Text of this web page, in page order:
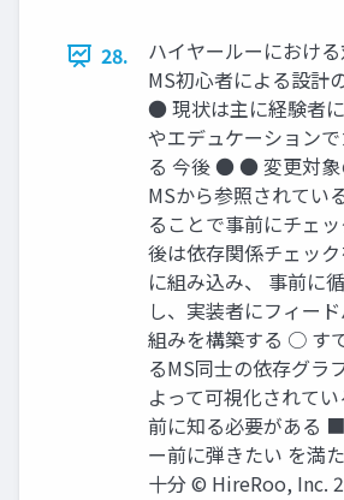
28.
ハイヤールーにおける
MS初心者による設計
● 現状は主に経験者
やエデュケーション
る 今後 ● ● 変更対象
MSから参照されてい
ることで事前にチェ
後は依存関係チェッ
に組み込み、 事前に
し、実装者にフィー
組みを構築する ○ す
るMS同士の依存グラ
よって可視化されて
前に知る必要がある
ー前に弾きたい を満
十分 © HireRoo, Inc.